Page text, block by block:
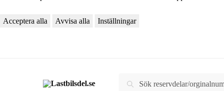
Acceptera alla Avvisa alla
Inställningar
SökSök